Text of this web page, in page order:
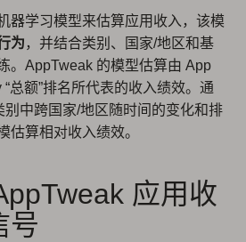
器学习模型来估算应用收入，该模
为 ，并结合类别、国家/地区和基
。AppTweak 的模型估算由 App
总额”排名所代表的收入绩效。通
别中跨国家/地区随时间的变化和排
估算相对收入绩效。
应用收
号